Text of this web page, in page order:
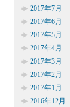
2017年7月
2017年6月
2017年5月
2017年4月
2017年3月
2017年2月
2017年1月
2016年12月